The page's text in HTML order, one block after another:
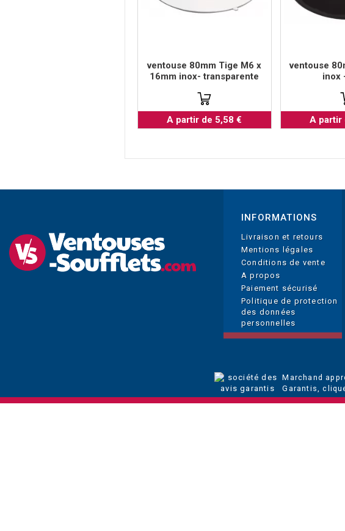
ventouse 80mm Tige M6 x
16mm inox- transparente
A partir de 5,58 €
ventouse
inox
A partir
INFORMATIONS
Livraison et retours
Mentions légales
Conditions de vente
A propos
Paiement sécurisé
Politique de protection
des données
personnelles
Marchand
Garantis,